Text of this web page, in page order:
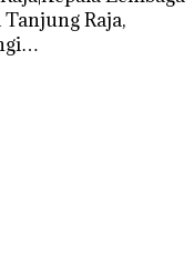
Raja,